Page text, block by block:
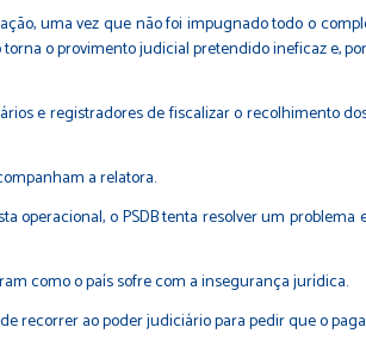
uma vez que não foi impugnado todo o
o provimento judicial pretendido ineficaz e,
e registradores de fiscalizar o recolhimento
a relatora.
o PSDB tenta resolver um
como o país sofre com a insegurança jurídica.
recorrer ao poder judiciário para pedir que o